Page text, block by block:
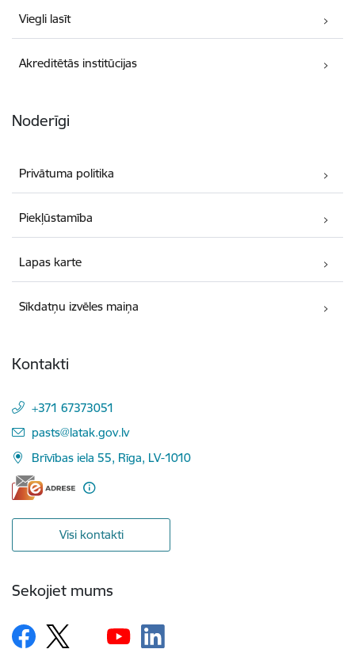
Viegli lasīt
Akreditētās institūcijas
Noderīgi
Privātuma politika
Piekļūstamība
Lapas karte
Sīkdatņu izvēles maiņa
Kontakti
+371 67373051
E-pasts:
pasts@latak.gov.lv
Brīvības iela 55, Rīga, LV-1010
Visi kontakti
Sekojiet mums